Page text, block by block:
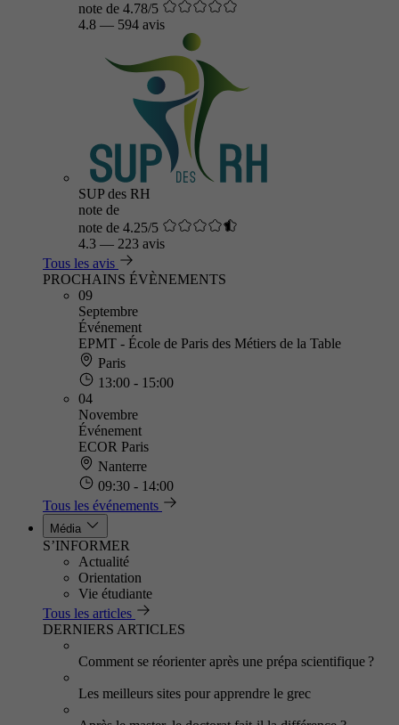
note de 4.78/5
4.8 — 594 avis
SUP des RH
note de
note de 4.25/5
4.3 — 223 avis
Tous les avis
PROCHAINS ÉVÈNEMENTS
09
Septembre
Événement
EPMT - École de Paris des Métiers de la Table
Paris
13:00 - 15:00
04
Novembre
Événement
ECOR Paris
Nanterre
09:30 - 14:00
Tous les événements
Média
S’INFORMER
Actualité
Orientation
Vie étudiante
Tous les articles
DERNIERS ARTICLES
Comment se réorienter après une prépa scientifique ?
Les meilleurs sites pour apprendre le grec